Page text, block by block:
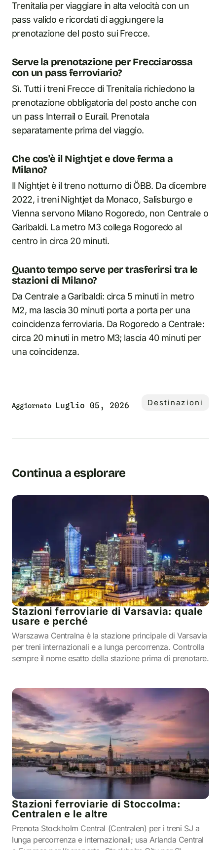
Trenitalia per viaggiare in alta velocità con un
pass valido e ricordati di aggiungere la
prenotazione del posto sui Frecce.
Serve la prenotazione per Frecciarossa
con un pass ferroviario?
Sì. Tutti i treni Frecce di Trenitalia richiedono la
prenotazione obbligatoria del posto anche con
un pass Interrail o Eurail. Prenotala
separatamente prima del viaggio.
Che cos'è il Nightjet e dove ferma a
Milano?
Il Nightjet è il treno notturno di ÖBB. Da dicembre
2022, i treni Nightjet da Monaco, Salisburgo e
Vienna servono Milano Rogoredo, non Centrale o
Garibaldi. La metro M3 collega Rogoredo al
centro in circa 20 minuti.
Quanto tempo serve per trasferirsi tra le
stazioni di Milano?
Da Centrale a Garibaldi: circa 5 minuti in metro
M2, ma lascia 30 minuti porta a porta per una
coincidenza ferroviaria. Da Rogoredo a Centrale:
circa 20 minuti in metro M3; lascia 40 minuti per
una coincidenza.
Aggiornato Luglio 05, 2026 Destinazioni
Continua a esplorare
Stazioni ferroviarie di Varsavia: quale
usare e perché
Warszawa Centralna è la stazione principale di Varsavia
per treni internazionali e a lunga percorrenza. Controlla
sempre il nome esatto della stazione prima di prenotare.
Stazioni ferroviarie di Stoccolma:
Centralen e le altre
Prenota Stockholm Central (Centralen) per i treni SJ a
lunga percorrenza e internazionali; usa Arlanda Central